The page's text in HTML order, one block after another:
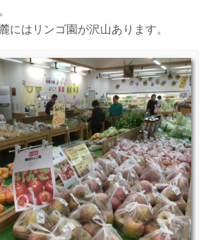
にはリンゴ園が沢山あります。